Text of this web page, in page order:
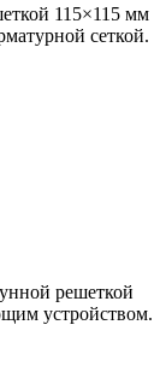
115×115 мм
сеткой.
решеткой
устройством.